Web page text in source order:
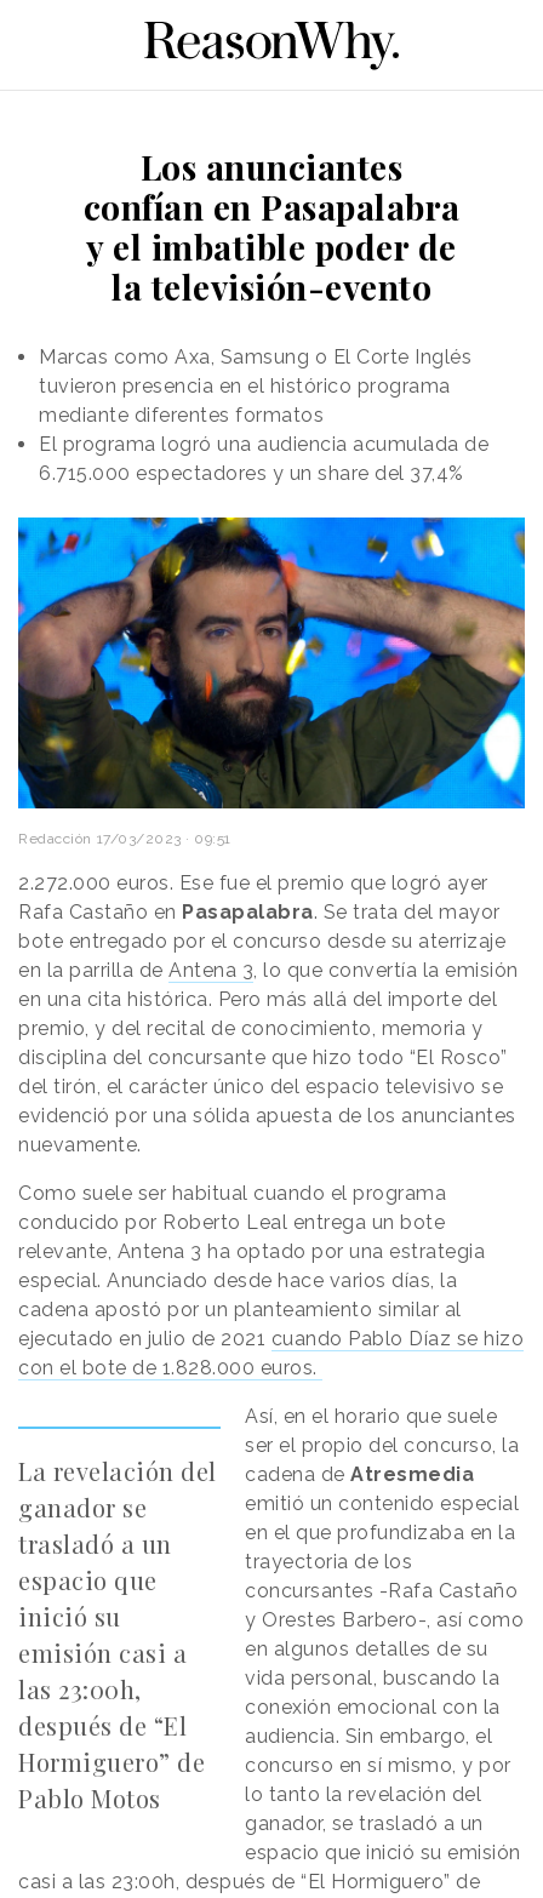
Los anunciantes
confían en Pasapalabra
y el imbatible poder de
la televisión-evento
Marcas como Axa, Samsung o El Corte Inglés
tuvieron presencia en el histórico programa
mediante diferentes formatos
El programa logró una audiencia acumulada de
6.715.000 espectadores y un share del 37,4%
Redacción 17/03/2023 · 09:51
2.272.000 euros. Ese fue el premio que logró ayer
Rafa Castaño en Pasapalabra. Se trata del mayor
bote entregado por el concurso desde su aterrizaje
en la parrilla de Antena 3, lo que convertía la emisión
en una cita histórica. Pero más allá del importe del
premio, y del recital de conocimiento, memoria y
disciplina del concursante que hizo todo “El Rosco”
del tirón, el carácter único del espacio televisivo se
evidenció por una sólida apuesta de los anunciantes
nuevamente.
Como suele ser habitual cuando el programa
conducido por Roberto Leal entrega un bote
relevante, Antena 3 ha optado por una estrategia
especial. Anunciado desde hace varios días, la
cadena apostó por un planteamiento similar al
ejecutado en julio de 2021 cuando Pablo Díaz se hizo
con el bote de 1.828.000 euros.
La revelación del
ganador se
trasladó a un
espacio que
inició su
emisión casi a
las 23:00h,
después de “El
Hormiguero” de
Pablo Motos
Así, en el horario que suele
ser el propio del concurso, la
cadena deAtresmedia
emitió un contenido especial
en el que profundizaba en la
trayectoria de los
concursantes -Rafa Castaño
y Orestes Barbero-, así como
en algunos detalles de su
vida personal, buscando la
conexión emocional con la
audiencia. Sin embargo, el
concurso en sí mismo, y por
lo tanto la revelación del
ganador, se trasladó a un
espacio que inició su emisión
casi a las 23:00h, después de “El Hormiguero” de